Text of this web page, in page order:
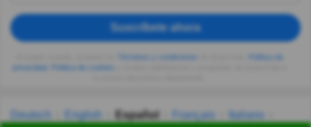
Suscríbete ahora
privacidad
Deutsch English Español Français
Italiano